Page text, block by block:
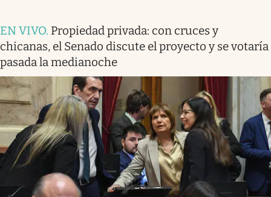
EN VIVO. Propiedad privada: con cruces y
chicanas, el Senado discute el proyecto y se votaría
pasada la medianoche